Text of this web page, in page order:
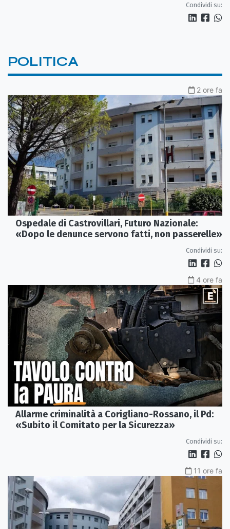
Condividi su:
POLITICA
2 ore fa
Ospedale di Castrovillari, Futuro Nazionale:
«Dopo le denunce servono fatti, non passerelle»
Condividi su:
4 ore fa
Allarme criminalità a Corigliano-Rossano, il Pd:
«Subito il Comitato per la Sicurezza»
Condividi su:
11 ore fa